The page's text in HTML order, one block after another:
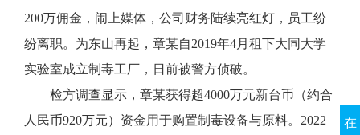
200万佣金，闹上媒体，公司财务陆续亮红灯，员工纷
纷离职。为东山再起， 章某​自2019年4月租下大同大学
实验室成立制毒工厂，日前被警方侦破。
检方调查显示，章某获得超4000万元新台币（约合
人民币920万元）资金用于购置制毒设备与原料。2022
在